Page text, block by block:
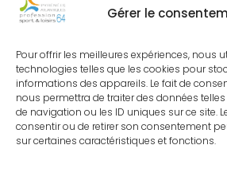
Gérer le
Pour offrir les meilleures expériences, nous
technologies telles que les cookies pour
informations des appareils. Le fait de
nous permettra de traiter des données
de navigation ou les ID uniques sur ce site.
consentir ou de retirer son consentement
sur certaines caractéristiques et fonctions.
Informations utiles
Mentions Légales
Politique de
Confidentialité
Nous contacter